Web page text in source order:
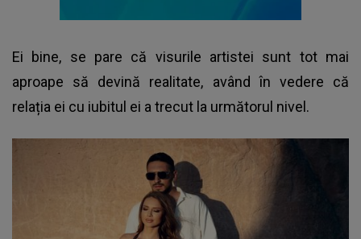
Ei bine, se pare că visurile artistei sunt tot mai
aproape să devină realitate, având în vedere că
relația ei cu iubitul ei a trecut la următorul nivel.